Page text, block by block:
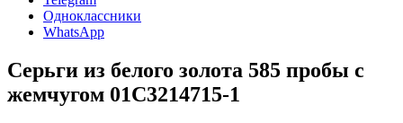
Одноклассники
WhatsApp
Серьги из белого золота 585 пробы с
жемчугом 01С3214715-1